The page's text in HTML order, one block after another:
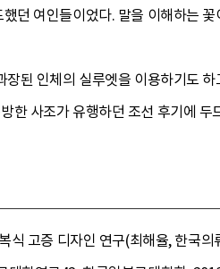
던 여인들이었다. 말을 이해하는
된 인체의 실루엣을 이용하기도
한 사조가 유행하던 조선 후기에 두
고증 디자인 연구(최해율, 한국